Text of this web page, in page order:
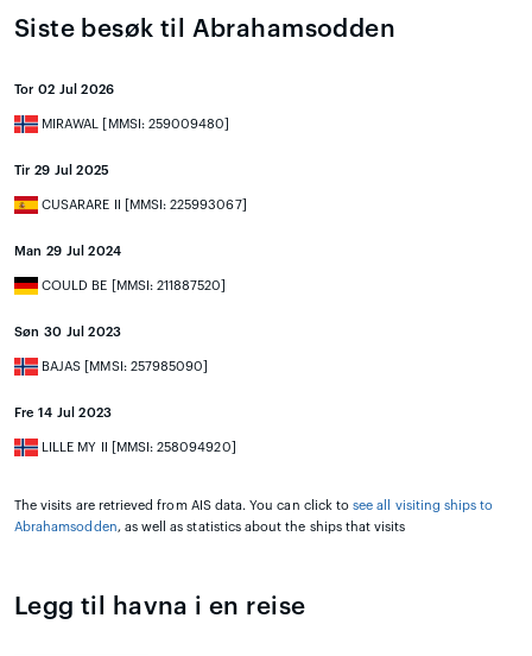
Siste besøk til Abrahamsodden
Tor 02 Jul 2026
MIRAWAL [MMSI: 259009480]
Tir 29 Jul 2025
CUSARARE II [MMSI: 225993067]
Man 29 Jul 2024
COULD BE [MMSI: 211887520]
Søn 30 Jul 2023
BAJAS [MMSI: 257985090]
Fre 14 Jul 2023
LILLE MY II [MMSI: 258094920]
The visits are retrieved from AIS data. You can click tosee all visiting ships to
Abrahamsodden, as well as statistics about the ships that visits
Legg til havna i en reise